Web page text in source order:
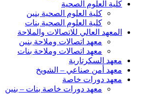
كلية العلوم الصحية
كلية العلوم الصحية بنين
كلية العلوم الصحية بنات
المعهد العالي للاتصالات والملاحة
معهد اتصالات وملاحة بنين
معهد اتصالات وملاحة بنات
معهد السكرتارية
معهد أمن صناعي – الشويخ
معهد دورات خاصة
معهد دورات خاصة بنات – بنين